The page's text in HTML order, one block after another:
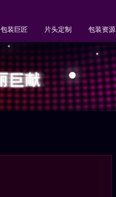
包装巨匠 片头定制 包装资源